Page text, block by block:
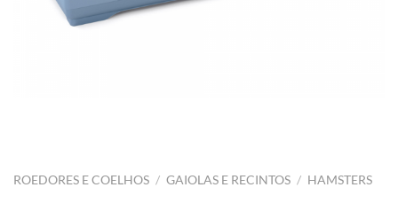
ROEDORES E COELHOS / GAIOLAS E RECINTOS / HAMSTERS